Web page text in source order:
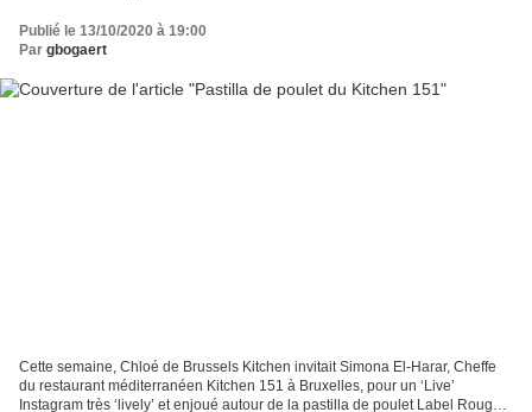
Publié le 13/10/2020 à 19:00
Par gbogaert
Cette semaine, Chloé de Brussels Kitchen invitait Simona El-Harar, Cheffe
du restaurant méditerranéen Kitchen 151 à Bruxelles, pour un ‘Live’
Instagram très ‘lively’ et enjoué autour de la pastilla de poulet Label Rouge!